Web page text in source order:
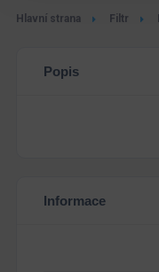
Hlavní strana Filtr
Popis
Informace